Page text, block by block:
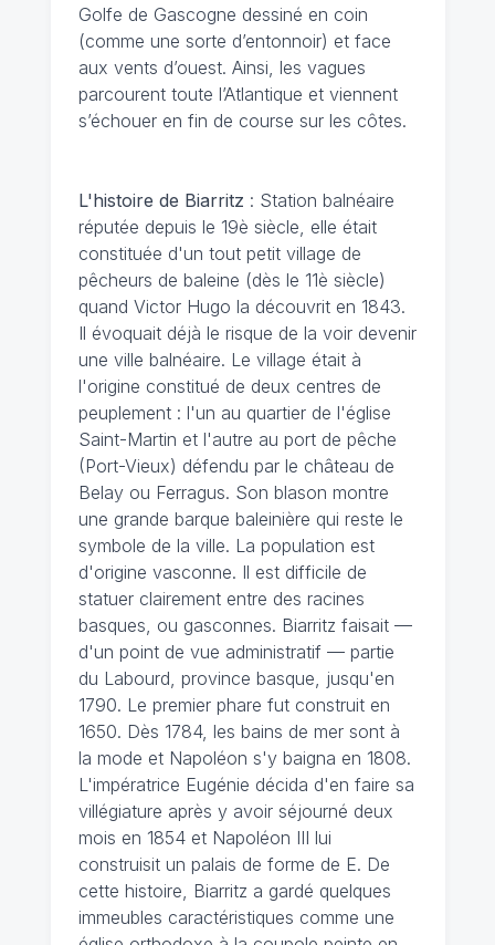
Golfe de Gascogne dessiné en coin
(comme une sorte d’entonnoir) et face
aux vents d’ouest. Ainsi, les vagues
parcourent toute l’Atlantique et viennent
s’échouer en fin de course sur les côtes.
L'histoire de Biarritz : Station balnéaire
réputée depuis le 19è siècle, elle était
constituée d'un tout petit village de
pêcheurs de baleine (dès le 11è siècle)
quand Victor Hugo la découvrit en 1843.
Il évoquait déjà le risque de la voir devenir
une ville balnéaire. Le village était à
l'origine constitué de deux centres de
peuplement : l'un au quartier de l'église
Saint-Martin et l'autre au port de pêche
(Port-Vieux) défendu par le château de
Belay ou Ferragus. Son blason montre
une grande barque baleinière qui reste le
symbole de la ville. La population est
d'origine vasconne. Il est difficile de
statuer clairement entre des racines
basques, ou gasconnes. Biarritz faisait —
d'un point de vue administratif — partie
du Labourd, province basque, jusqu'en
1790. Le premier phare fut construit en
1650. Dès 1784, les bains de mer sont à
la mode et Napoléon s'y baigna en 1808.
L'impératrice Eugénie décida d'en faire sa
villégiature après y avoir séjourné deux
mois en 1854 et Napoléon III lui
construisit un palais de forme de E. De
cette histoire, Biarritz a gardé quelques
immeubles caractéristiques comme une